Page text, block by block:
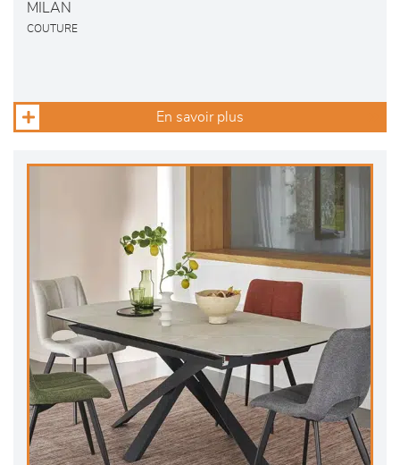
MILAN
COUTURE
En savoir plus